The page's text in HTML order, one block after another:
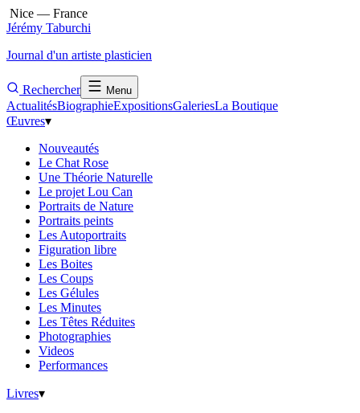
Nice — France
Jérémy Taburchi
Journal d'un artiste plasticien
Rechercher Menu
ActualitésBiographieExpositionsGaleriesLa Boutique
Œuvres▾
Nouveautés
Le Chat Rose
Une Théorie Naturelle
Le projet Lou Can
Portraits de Nature
Portraits peints
Les Autoportraits
Figuration libre
Les Boites
Les Coups
Les Gélules
Les Minutes
Les Têtes Réduites
Photographies
Videos
Performances
Livres▾